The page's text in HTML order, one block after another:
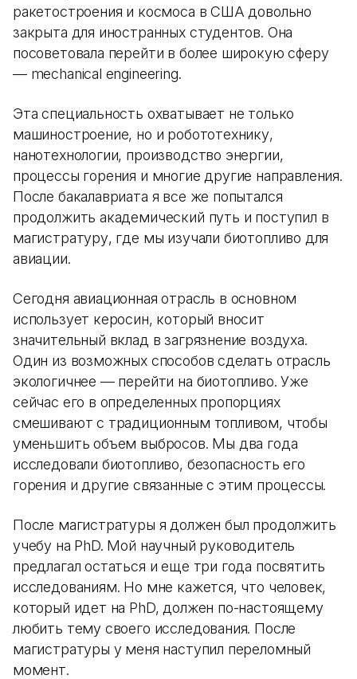
ракетостроения и космоса в США довольно
закрыта для иностранных студентов. Она
посоветовала перейти в более широкую сферу
— mechanical engineering.
Эта специальность охватывает не только
машиностроение, но и робототехнику,
нанотехнологии, производство энергии,
процессы горения и многие другие направления.
После бакалавриата я все же попытался
продолжить академический путь и поступил в
магистратуру, где мы изучали биотопливо для
авиации.
Сегодня авиационная отрасль в основном
использует керосин, который вносит
значительный вклад в загрязнение воздуха.
Один из возможных способов сделать отрасль
экологичнее — перейти на биотопливо. Уже
сейчас его в определенных пропорциях
смешивают с традиционным топливом, чтобы
уменьшить объем выбросов. Мы два года
исследовали биотопливо, безопасность его
горения и другие связанные с этим процессы.
После магистратуры я должен был продолжить
учебу на PhD. Мой научный руководитель
предлагал остаться и еще три года посвятить
исследованиям. Но мне кажется, что человек,
который идет на PhD, должен по-настоящему
любить тему своего исследования. После
магистратуры у меня наступил переломный
момент.